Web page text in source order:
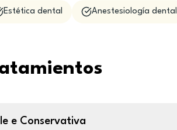
Estética dental Anestesiología dental
e Conservativa